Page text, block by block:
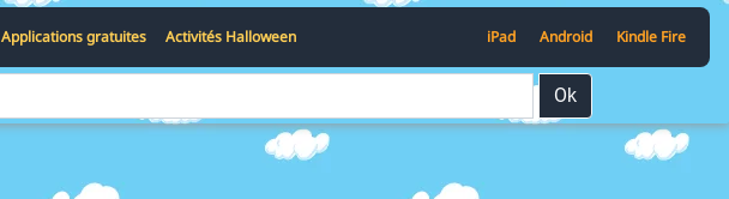
Applications gratuites Activités Halloween iPad Android Kindle Fire
Ok